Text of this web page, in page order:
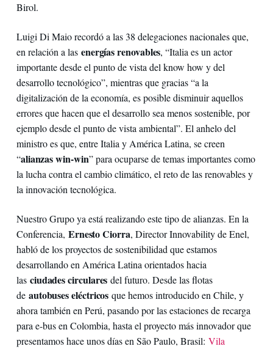
Birol.
Luigi Di Maio recordó a las 38 delegaciones nacionales que,
en relación a las energías renovables, “Italia es un actor
importante desde el punto de vista del know how y del
desarrollo tecnológico”, mientras que gracias “a la
digitalización de la economía, es posible disminuir aquellos
errores que hacen que el desarrollo sea menos sostenible, por
ejemplo desde el punto de vista ambiental”. El anhelo del
ministro es que, entre Italia y América Latina, se creen
“alianzas win-win” para ocuparse de temas importantes como
la lucha contra el cambio climático, el reto de las renovables y
la innovación tecnológica.
Nuestro Grupo ya está realizando este tipo de alianzas. En la
Conferencia, Ernesto Ciorra, Director Innovability de Enel,
habló de los proyectos de sostenibilidad que estamos
desarrollando en América Latina orientados hacia
las ciudades circulares del futuro. Desde las flotas
de autobuses eléctricos que hemos introducido en Chile, y
ahora también en Perú, pasando por las estaciones de recarga
para e-bus en Colombia, hasta el proyecto más innovador que
presentamos hace unos días en São Paulo, Brasil: Vila